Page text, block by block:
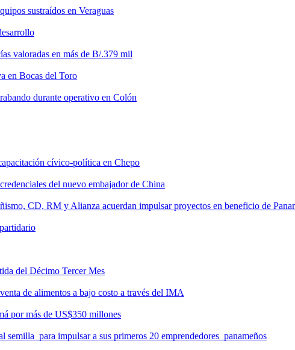
sustraídos en Veraguas
valoradas en más de B/.379 mil
en Bocas del Toro
durante operativo en Colón
cívico-política en Chepo
del nuevo embajador de China
CD, RM y Alianza acuerdan impulsar proyectos en beneficio de
del Décimo Tercer Mes
de alimentos a bajo costo a través del IMA
por más de US$350 millones
para impulsar a sus primeros 20 emprendedores panameños